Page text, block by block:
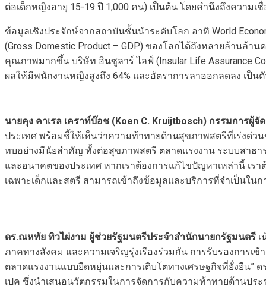
ต่อเด็กหญิงอายุ 15-19 ปี 1,000 คน) เป็นต้น โดยคำนึงถึงความ
ข้อมูลเชิงประจักษ์จากสถาบันชั้นนำระดับโลก อาทิ World
(Gross Domestic Product – GDP) ของโลกได้ถึงหลายล้านล้
คุณภาพมากขึ้น บริษัท อินซูลาร์ ไลฟ์ (Insular Life Assurance
ผลให้มีพนักงานหญิงสูงถึง 64% และอัตราการลาออกลดลง เป็
นายคุง คาเรล เคราท์บ๊อช (Koen C. Kruijtbosch) กรรมการผู้
ประเทศ พร้อมชี้ให้เห็นว่าความท้าทายด้านสุขภาพสตรีที่เร่งด่ว
ทบอย่างมีนัยสำคัญ ทั้งต่อสุขภาพสตรี ตลาดแรงงาน ระบบสาธ
และอนาคตของประเทศ หากเราต้องการแก้ไขปัญหาเหล่านี้ เ
เฉพาะเด็กและสตรี สามารถเข้าถึงข้อมูลและบริการที่จำเป็นใน
ดร.ณหทัย ทิวไผ่งาม ผู้ช่วยรัฐมนตรีประจำสำนักนายกรัฐมนตรี
ภาคทางสังคม และความเจริญรุ่งเรืองร่วมกัน การรับรองการเ
ตลาดแรงงานแบบยืดหยุ่นและการเติบโตทางเศรษฐกิจที่ยั่งยืน
เปค ซึ่งนำเสนอนวัตกรรมในการจัดการกับความท้าทายด้านปร